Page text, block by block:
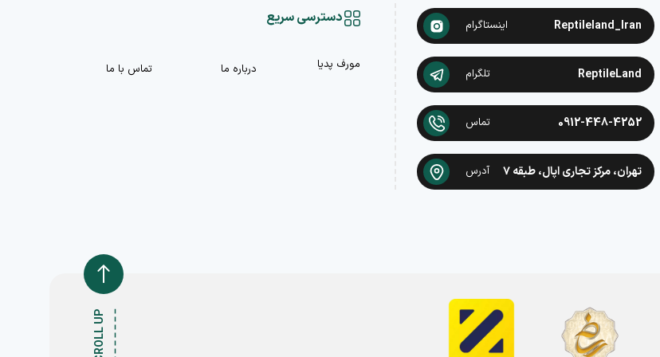
Reptileland_Iran اینستاگرام
ReptileLand تلگرام
0912-448-4252 تماس
تهران، مرکز تجاری اپال، طبقه ۷ آدرس
دسترسی سریع
مورف پدیا درباره ما تماس با ما
SCROLL UP